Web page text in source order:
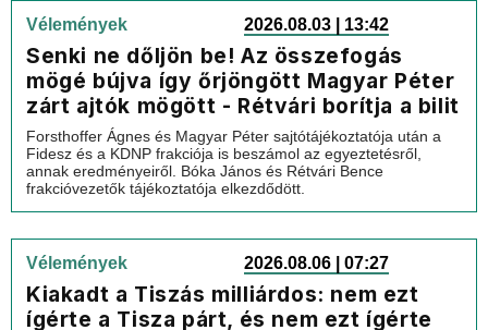
Vélemények 2026.08.03 | 13:42
Senki ne dőljön be! Az összefogás
mögé bújva így őrjöngött Magyar Péter
zárt ajtók mögött - Rétvári borítja a bilit
Forsthoffer Ágnes és Magyar Péter sajtótájékoztatója után a
Fidesz és a KDNP frakciója is beszámol az egyeztetésről,
annak eredményeiről. Bóka János és Rétvári Bence
frakcióvezetők tájékoztatója elkezdődött.
Vélemények 2026.08.06 | 07:27
Kiakadt a Tiszás milliárdos: nem ezt
ígérte a Tisza párt, és nem ezt ígérte